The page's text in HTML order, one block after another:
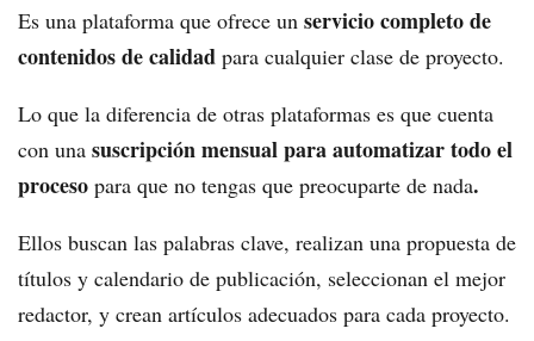
Es una plataforma que ofrece un servicio completo de
contenidos de calidad para cualquier clase de proyecto.
Lo que la diferencia de otras plataformas es que cuenta
con una suscripción mensual para automatizar todo el
proceso para que no tengas que preocuparte de nada.
Ellos buscan las palabras clave, realizan una propuesta de
títulos y calendario de publicación, seleccionan el mejor
redactor, y crean artículos adecuados para cada proyecto.